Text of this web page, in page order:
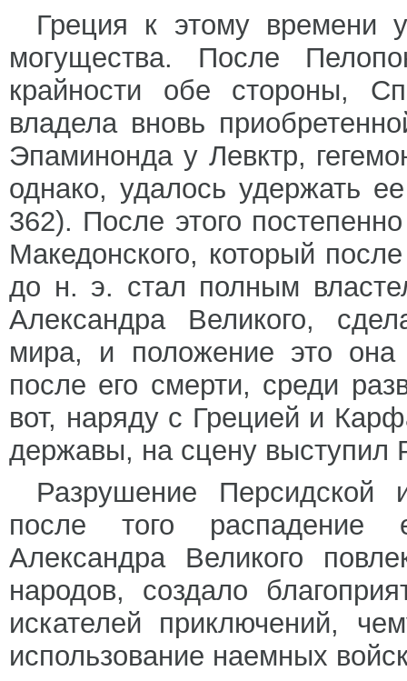
Греция к этому времени
могущества. После
крайности обе стороны,
владела вновь
Эпаминонда у Левктр,
однако, удалось удержать
362). После этого
Македонского, который
до н. э. стал полным
Александра Великого,
мира, и положение это
после его смерти, среди
вот, наряду с Грецией и
державы, на сцену выступил
Разрушение Персидской
после того распадение
Александра Великого
народов, создало
искателей приключений,
использование наемных